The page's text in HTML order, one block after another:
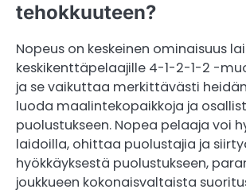
tehokkuuteen?
Nopeus on keskeinen ominaisuus
keskikenttäpelaajille 4-1-2-1-2 -
ja se vaikuttaa merkittävästi
luoda maalintekopaikkoja ja
puolustukseen. Nopea pelaaja voi
laidoilla, ohittaa puolustajia ja
hyökkäyksestä puolustukseen,
joukkueen kokonaisvaltaista